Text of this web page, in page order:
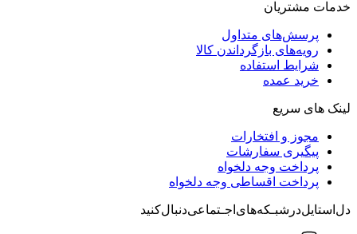
خدمات مشتریان
پرسش‌های متداول
رویه‌های بازگرداندن کالا
شرایط استفاده
خرید عمده
لینک های سریع
مجوز و افتخارات
پیگیری سفارشات
پرداخت وجه دلخواه
پرداخت اقساطی وجه دلخواه
دل‌استایل‌در‌‌شبـکه‌های‌اجـتماعی‌دنبال‌کنید